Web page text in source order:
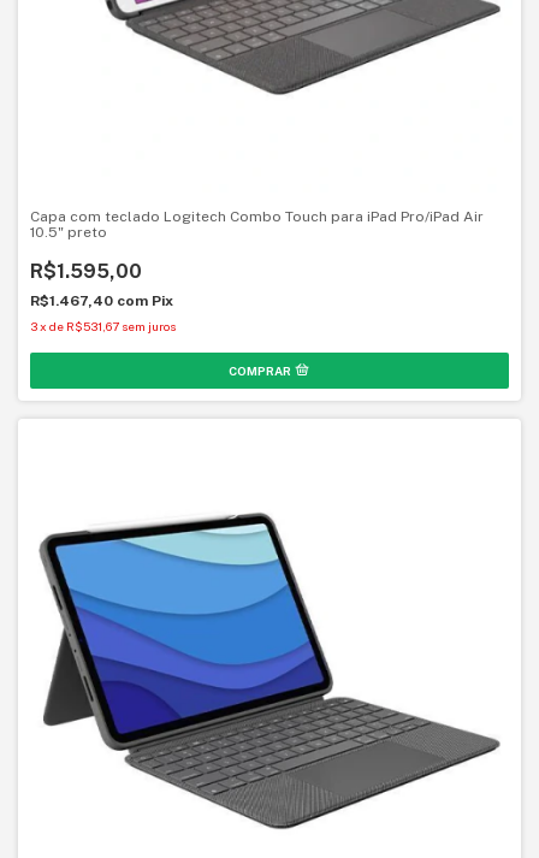
Capa com teclado Logitech Combo Touch para iPad Pro/iPad Air
10.5" preto
R$1.595,00
R$1.467,40 com Pix
3x de R$531,67 sem juros